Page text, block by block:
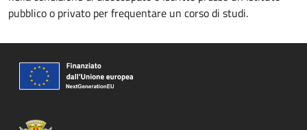
pubblico o privato per frequentare un corso di studi.